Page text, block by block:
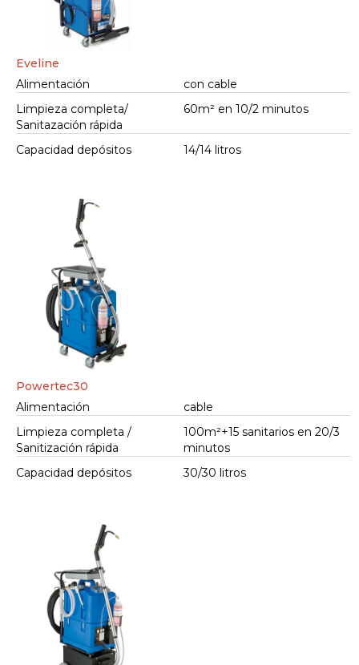
Eveline
Alimentación
con cable
Limpieza completa/
Sanitazación rápida
60m² en 10/2 minutos
Capacidad depósitos 14/14 litros
Powertec30
Alimentación
cable
Limpieza completa /
Sanitización rápida
100m²+15 sanitarios en 20/3
minutos
Capacidad depósitos
30/30 litros